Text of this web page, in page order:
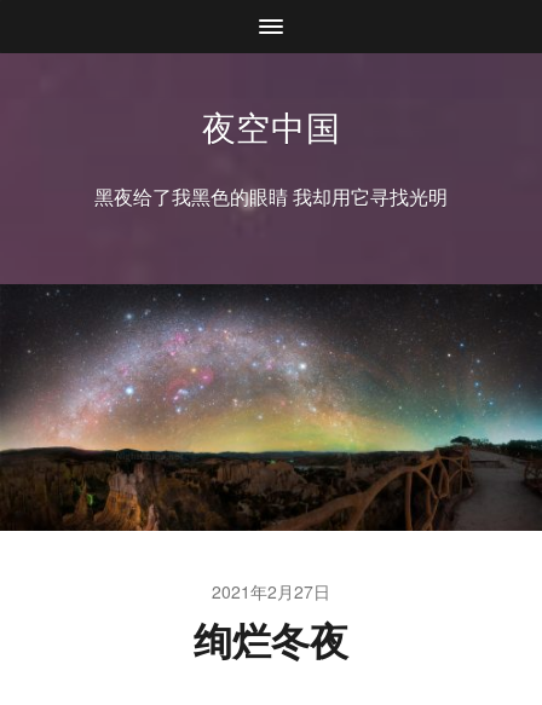
夜空中国
黑夜给了我黑色的眼睛 我却用它寻找光明
2021年2月27日
绚烂冬夜